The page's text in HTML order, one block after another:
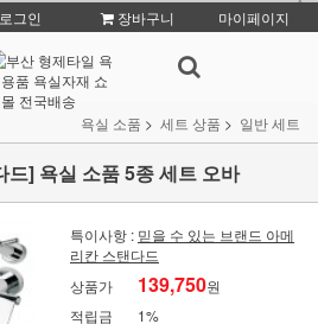
로그인 장바구니
마이페이지
욕실 소품 세트 상품 일반 세트
드] 욕실 소품 5종 세트 오바
특이사항 : 믿을 수 있는 브랜드 아메
리칸 스탠다드
상품가
139,750원
적립금
1%